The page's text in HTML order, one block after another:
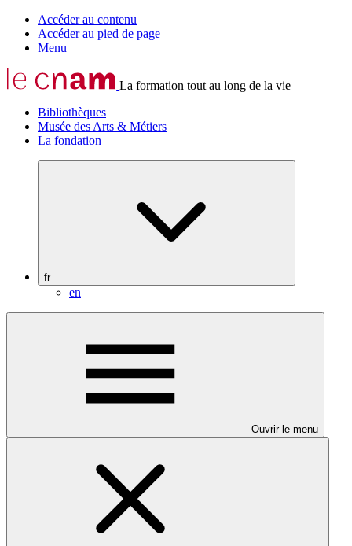
Accéder au contenu
Accéder au pied de page
Menu
La formation tout au long de la vie
Bibliothèques
Musée des Arts & Métiers
La fondation
fr
en
Ouvrir le menu